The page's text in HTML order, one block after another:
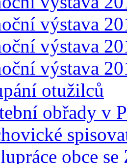
výstava
výstava
výstava
otužilců
obřady v
obce